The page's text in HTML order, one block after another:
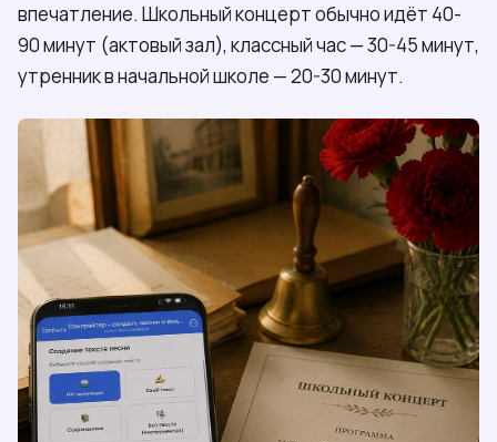
впечатление. Школьный концерт обычно идёт 40-
90 минут (актовый зал), классный час — 30-45 минут,
утренник в начальной школе — 20-30 минут.